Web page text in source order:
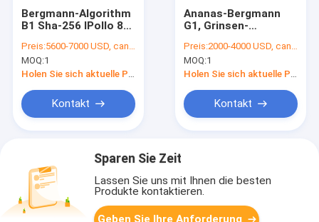
Bergmann-Algorithm
B1 Sha-256 IPollo 85.
Ethernet-3400W
Preis:5600-7000 USD, can be negotiate
MOQ:1
Holen Sie sich aktuelle Preis
Kontakt
Ananas-Bergmann
G1, Grinsen-
Ipollo 2800W Ipollo
G1
Preis:2000-4000 USD, can be negotiate
MOQ:1
Holen Sie sich aktuelle Preis
Kontakt
Sparen Sie Zeit
Lassen Sie uns mit Ihnen die besten
Produkte kontaktieren.
Geben Sie Ihre Anforderung